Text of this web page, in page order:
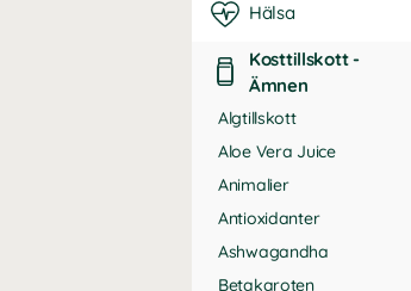
Hälsa
Kosttillskott -
Ämnen
Algtillskott
Aloe Vera Juice
Animalier
Antioxidanter
Ashwagandha
Betakaroten